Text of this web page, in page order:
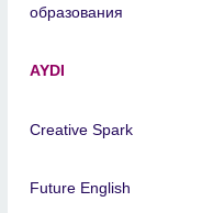
образования
AYDI
Creative Spark
Future English